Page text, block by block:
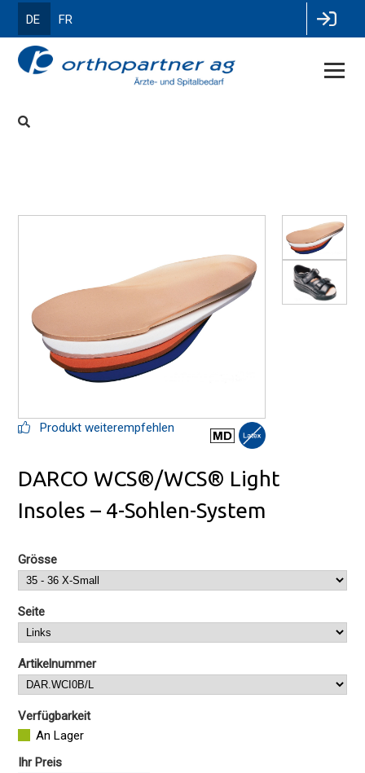
DE FR
Produkt weiterempfehlen
DARCO WCS®/WCS® Light
Insoles – 4-Sohlen-System
Grösse
Seite
Artikelnummer
Verfügbarkeit
An Lager
Ihr Preis